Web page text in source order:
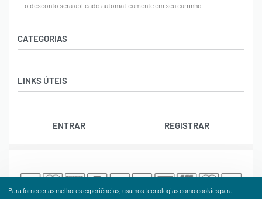
CATEGORIAS
Bolas
Vestuário
LINKS ÚTEIS
Trocas e Devoluções
Termos e Condições
ENTRAR REGISTRAR
… o desconto será aplicado automaticamente em seu carrinho.
Para fornecer as melhores experiências, usamos tecnologias como cookies para